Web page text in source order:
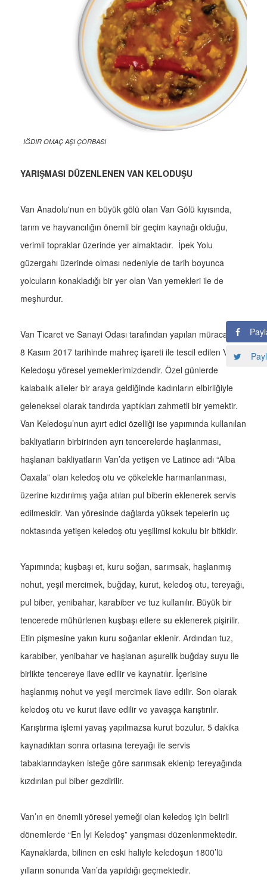
IĞDIR OMAÇ AŞI ÇORBASI
YARIŞMASI DÜZENLENEN VAN KELODUŞU
Van Anadolu'nun en büyük gölü olan Van Gölü kıyısında,
tarım ve hayvancılığın önemli bir geçim kaynağı olduğu,
verimli topraklar üzerinde yer almaktadır. İpek Yolu
güzergahı üzerinde olması nedeniyle de tarih boyunca
yolcuların konakladığı bir yer olan Van yemekleri ile de
meşhurdur.
Van Ticaret ve Sanayi Odası tarafından yapılan müracaatla
8 Kasım 2017 tarihinde mahreç işareti ile tescil edilen Van
Keledoşu yöresel yemeklerimizdendir. Özel günlerde
kalabalık aileler bir araya geldiğinde kadınların elbirliğiyle
geleneksel olarak tandırda yaptıkları zahmetli bir yemektir.
Van Keledoşu’nun ayırt edici özelliği ise yapımında kullanılan
bakliyatların birbirinden ayrı tencerelerde haşlanması,
haşlanan bakliyatların Van’da yetişen ve Latince adı “Alba
Öaxala” olan keledoş otu ve çökelekle harmanlanması,
üzerine kızdırılmış yağa atılan pul biberin eklenerek servis
edilmesidir. Van yöresinde dağlarda yüksek tepelerin uç
noktasında yetişen keledoş otu yeşilimsi kokulu bir bitkidir.
Yapımında; kuşbaşı et, kuru soğan, sarımsak, haşlanmış
nohut, yeşil mercimek, buğday, kurut, keledoş otu, tereyağı,
pul biber, yenibahar, karabiber ve tuz kullanılır. Büyük bir
tencerede mühürlenen kuşbaşı etlere su eklenerek pişirilir.
Etin pişmesine yakın kuru soğanlar eklenir. Ardından tuz,
karabiber, yenibahar ve haşlanan aşurelik buğday suyu ile
birlikte tencereye ilave edilir ve kaynatılır. İçerisine
haşlanmış nohut ve yeşil mercimek ilave edilir. Son olarak
keledoş otu ve kurut ilave edilir ve yavaşça karıştırılır.
Karıştırma işlemi yavaş yapılmazsa kurut bozulur. 5 dakika
kaynadıktan sonra ortasına tereyağı ile servis
tabaklarındayken isteğe göre sarımsak eklenip tereyağında
kızdırılan pul biber gezdirilir.
Van’ın en önemli yöresel yemeği olan keledoş için belirli
dönemlerde “En İyi Keledoş” yarışması düzenlenmektedir.
Kaynaklarda, bilinen en eski haliyle keledoşun 1800’lü
yılların sonunda Van’da yapıldığı geçmektedir.